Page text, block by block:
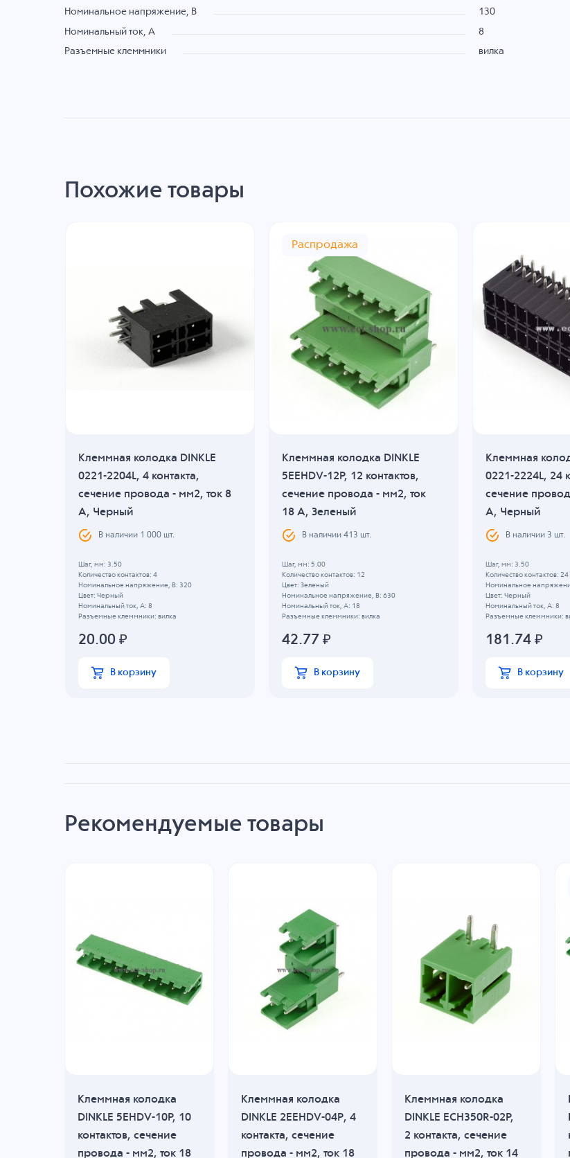
Номинальное напряжение, B 130
Номинальный ток, А 8
Разъемные клеммники вилка
Похожие товары
Клеммная колодка DINKLE
0221-2204L, 4 контакта,
сечение провода - мм2, ток 8
A, Черный
В наличии 1 000шт.
Шаг, мм: 3.50
Количество контактов: 4
Номинальное напряжение, B: 320
Цвет: Черный
Номинальный ток, А: 8
Разъемные клеммники: вилка
20.00 ₽
В корзину
Распродажа
Клеммная колодка DINKLE
5EEHDV-12P, 12 контактов,
сечение провода - мм2, ток
18 A, Зеленый
В наличии 413 шт.
Шаг, мм: 5.00
Количество контактов: 12
Цвет: Зеленый
Номинальное напряжение, B: 630
Номинальный ток, А: 18
Разъемные клеммники: вилка
42.77₽
В корзину
Клеммная
0221-2224L, 24
сечение
A, Черный
В наличии 3 шт.
Шаг, мм: 3.50
Количество контактов: 24
Номинальное
Цвет: Черный
Номинальный ток, А: 8
Разъемные клеммники:
181.74₽
В корзину
Рекомендуемые товары
Клеммная колодка
DINKLE 5EHDV-10P, 10
контактов, сечение
провода - мм2, ток 18
Клеммная колодка
DINKLE 2EEHDV-04Р, 4
контакта, сечение
провода - мм2, ток 18
Клеммная колодка
DINKLE ECH350R-02P,
2 контакта, сечение
провода - мм2, ток 14